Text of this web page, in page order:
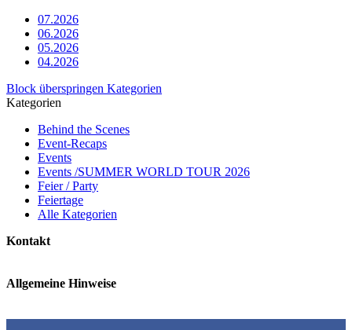
07.2026
06.2026
05.2026
04.2026
Block überspringen Kategorien
Kategorien
Behind the Scenes
Event-Recaps
Events
Events /SUMMER WORLD TOUR 2026
Feier / Party
Feiertage
Alle Kategorien
Kontakt
Allgemeine Hinweise